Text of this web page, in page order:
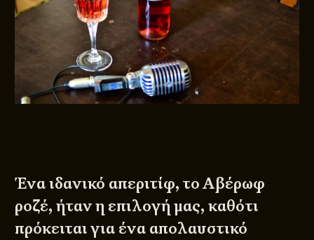
Ένα ιδανικό απεριτίφ, το Αβέρωφ
ροζέ, ήταν η επιλογή μας, καθότι
πρόκειται για ένα απολαυστικό